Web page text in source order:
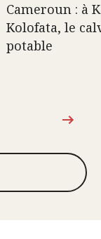
Cameroun : à
Kolofata, le
potable